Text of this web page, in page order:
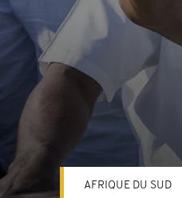
AFRIQUE DU SUD